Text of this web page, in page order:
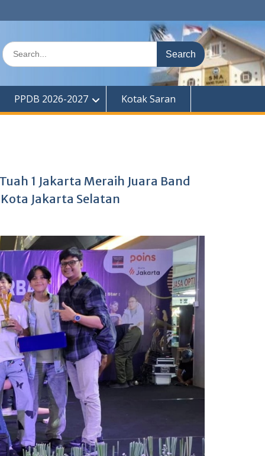
Search
for:
PPDB 2026-2027 Kotak Saran
1 Jakarta Meraih Juara Band
Jakarta Selatan